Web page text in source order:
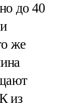
до 40
же
из